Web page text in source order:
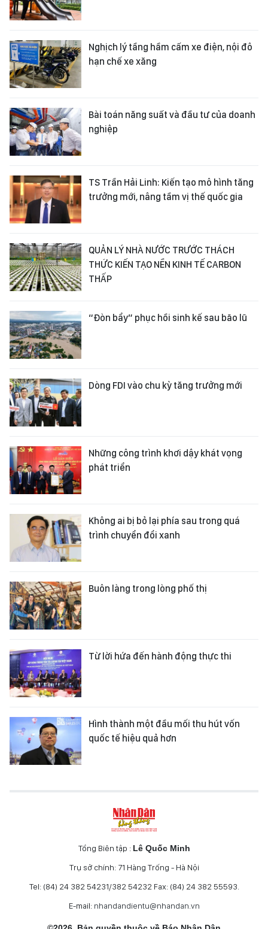
Nghịch lý tầng hầm cấm xe điện, nội đô
hạn chế xe xăng
Bài toán năng suất và đầu tư của doanh
nghiệp
TS Trần Hải Linh: Kiến tạo mô hình tăng
trưởng mới, nâng tầm vị thế quốc gia
QUẢN LÝ NHÀ NƯỚC TRƯỚC THÁCH
THỨC KIẾN TẠO NỀN KINH TẾ CARBON
THẤP
“Đòn bẩy” phục hồi sinh kế sau bão lũ
Dòng FDI vào chu kỳ tăng trưởng mới
Những công trình khơi dậy khát vọng
phát triển
Không ai bị bỏ lại phía sau trong quá
trình chuyển đổi xanh
Buôn làng trong lòng phố thị
Từ lời hứa đến hành động thực thi
Hình thành một đầu mối thu hút vốn
quốc tế hiệu quả hơn
Tổng Biên tập : Lê Quốc Minh
Trụ sở chính: 71 Hàng Trống - Hà Nội
Tel: (84) 24 382 54231/382 54232 Fax: (84) 24 382 55593.
E-mail: nhandandientu@nhandan.vn